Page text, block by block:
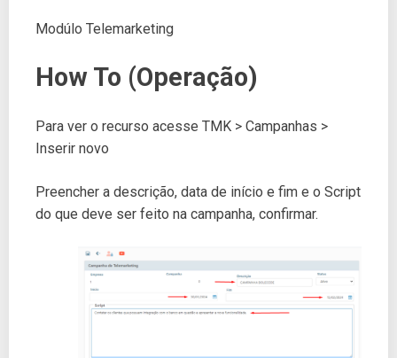
Modúlo Telemarketing
How To (Operação)
Para ver o recurso acesse TMK > Campanhas >
Inserir novo
Preencher a descrição, data de início e fim e o Script
do que deve ser feito na campanha, confirmar.